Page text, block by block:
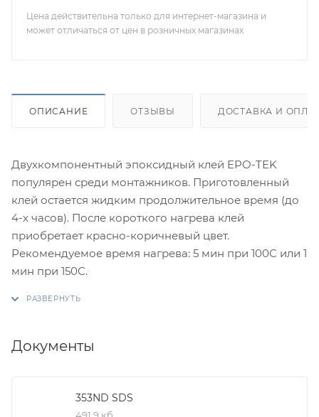
Цена действительна только для интернет-магазина и
может отличаться от цен в розничных магазинах
ОПИСАНИЕ ОТЗЫВЫ ДОСТАВКА И
Двухкомпонентный эпоксидный клей EPO-TEK
популярен среди монтажников. Приготовленный
клей остается жидким продолжительное время (до
4-х часов). После короткого нагрева клей
приобретает красно-коричневый цвет.
Рекомендуемое время нагрева: 5 мин при 100С или 1
мин при 150С.
Документы
353ND SDS